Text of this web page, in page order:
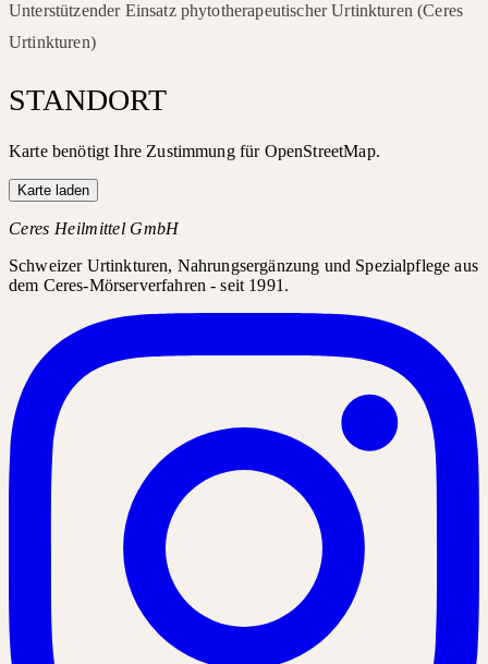
Unterstützender Einsatz phytotherapeutischer Urtinkturen (Ceres
Urtinkturen)
STANDORT
Karte benötigt Ihre Zustimmung für OpenStreetMap.
Karte laden
Ceres Heilmittel GmbH
Schweizer Urtinkturen, Nahrungsergänzung und Spezialpflege aus
dem Ceres-Mörserverfahren - seit 1991.